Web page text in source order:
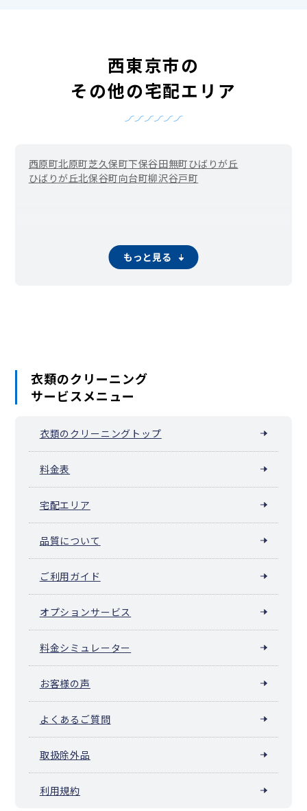
西東京市の
その他の宅配エリア
西原町北原町芝久保町下保谷田無町ひばりが丘
ひばりが丘北保谷町向台町柳沢谷戸町
もっと見る
衣類のクリーニング
サービスメニュー
衣類のクリーニングトップ
料金表
宅配エリア
品質について
ご利用ガイド
オプションサービス
料金シミュレーター
お客様の声
よくあるご質問
取扱除外品
利用規約